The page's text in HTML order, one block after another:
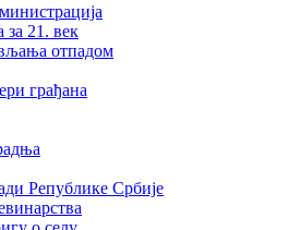
за 21. век
отпадом
грађана
Републике Србије